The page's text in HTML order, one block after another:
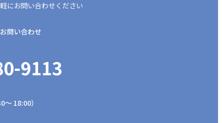
にお問い合わせください
問い合わせ
9113
～ 18:00）